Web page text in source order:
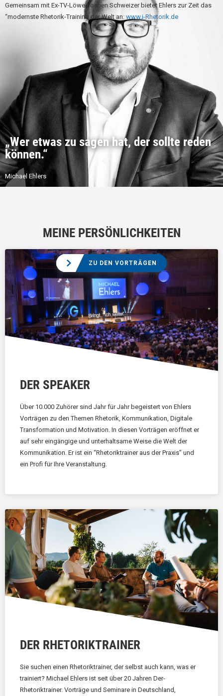
Gemeinsam mit Ex-TV-Löwe Jochen Schweizer bietet Ehlers zur Zeit das
“modernste Rhetorik-Training der Welt an: www.i-Rhetorik.de
„Wer etwas zu sagen hat, der sollte reden
können.“
Michael Ehlers
MEINE PERSÖNLICHKEITEN
DER SPEAKER
Über 10.000 Zuhörer sind Jahr für Jahr begeistert von Ehlers
Vorträgen zu den Themen Rhetorik, Kommunikation, Digitale
Transformation und Motivation. In diesen Vorträgen eröffnet er
auf sehr eingängige und unterhaltsame Weise die Welt der
Kommunikation. Er ist ein “Rhetoriktrainer aus der Praxis” und
ein Profi für Ihre Veranstaltung.
ZU DEN VORTRÄGEN
DER RHETORIKTRAINER
Sie suchen einen Rhetoriktrainer, der selbst auch kann, was er
trainiert? Michael Ehlers ist seit über 20 Jahren Der-
Rhetoriktrainer. Vorträge und Seminare in Deutschland,